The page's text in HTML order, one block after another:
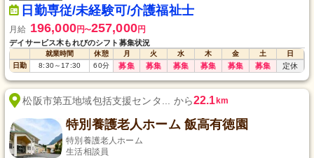
日勤専従/未経験可/介護福祉士
月給 196,000円〜257,000円
デイサービス木もれびのシフト募集状況
就業時間 休憩 月 火 水 木 金 土
日
日勤
8:30～17:30 60分 募集 募集 募集 募集 募集 募集 定休
松阪市第五地域包括支援センタ... から22.1km
特別養護老人ホーム 飯高有徳園
特別養護老人ホーム
生活相談員